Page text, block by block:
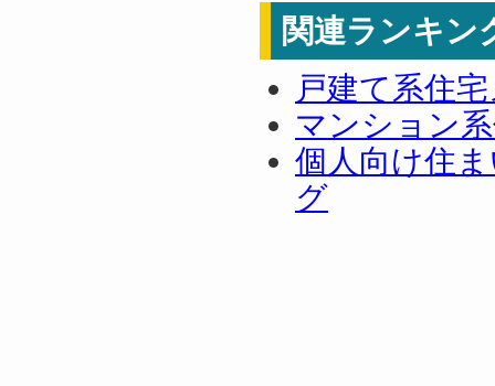
関連ランキン
戸建て系住
マンション
個人向け住
グ